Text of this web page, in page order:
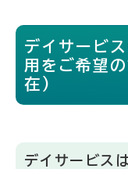
デイサービ
用をご希望
在)
デイサービス